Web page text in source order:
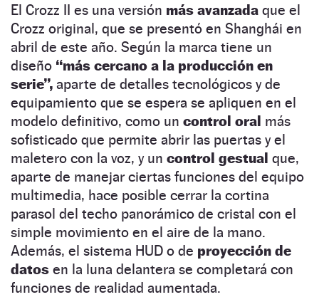
El Crozz II es una versión más avanzada que el
Crozz original, que se presentó en Shanghái en
abril de este año. Según la marca tiene un
diseño “más cercano a la producción en
serie”, aparte de detalles tecnológicos y de
equipamiento que se espera se apliquen en el
modelo definitivo, como un control oral más
sofisticado que permite abrir las puertas y el
maletero con la voz, y un control gestual que,
aparte de manejar ciertas funciones del equipo
multimedia, hace posible cerrar la cortina
parasol del techo panorámico de cristal con el
simple movimiento en el aire de la mano.
Además, el sistema HUD o de proyección de
datos en la luna delantera se completará con
funciones de realidad aumentada.